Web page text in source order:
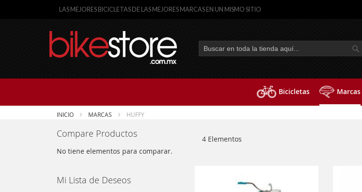
LAS MEJORES BICICLETAS DE LAS MEJORES MARCAS EN UN MISMO SITIO
Bicicletas Marcas
INICIO MARCAS HUFFY
Compare Productos
No tiene elementos para comparar.
Mi Lista de Deseos
4 Elementos